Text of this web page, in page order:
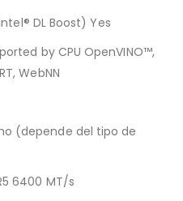
DL Boost) Yes
by CPU OpenVINO™,
WebNN
(depende del tipo de
6400 MT/s